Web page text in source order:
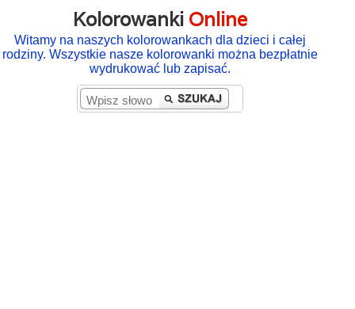
Kolorowanki Online
Witamy na naszych kolorowankach dla dzieci i całej
rodziny. Wszystkie nasze kolorowanki można bezpłatnie
wydrukować lub zapisać.